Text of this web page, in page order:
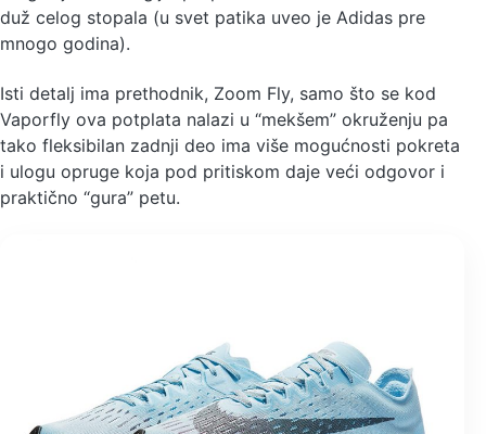
duž celog stopala (u svet patika uveo je Adidas pre
mnogo godina).
Isti detalj ima prethodnik, Zoom Fly, samo što se kod
Vaporfly ova potplata nalazi u “mekšem” okruženju pa
tako fleksibilan zadnji deo ima više mogućnosti pokreta
i ulogu opruge koja pod pritiskom daje veći odgovor i
praktično “gura” petu.